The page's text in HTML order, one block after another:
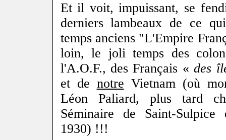
Et il voit, impuissant, se
derniers lambeaux de ce
temps anciens "L'Empire
loin, le joli temps des
l'A.O.F., des Français «des
et de notre Vietnam (où
Léon Paliard, plus tard
Séminaire de Saint-
1930) !!!